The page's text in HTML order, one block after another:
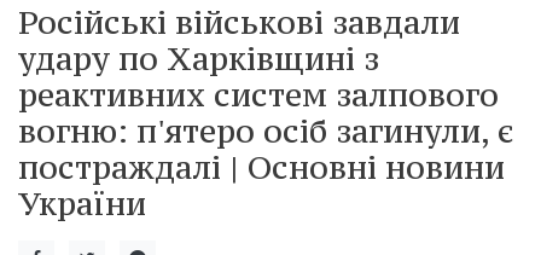
Російські військові завдали
удару по Харківщині з
реактивних систем залпового
вогню: п'ятеро осіб загинули, є
постраждалі | Основні новини
України